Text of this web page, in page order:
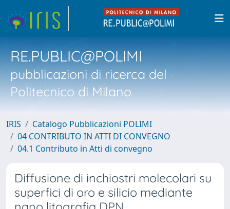
RE.PUBLIC@POLIMI
pubblicazioni di ricerca del
Politecnico di Milano
IRIS
Catalogo Pubblicazioni POLIMI
04 CONTRIBUTO IN ATTI DI CONVEGNO
04.1 Contributo in Atti di convegno
Diffusione di inchiostri molecolari su
superfici di oro e silicio mediante